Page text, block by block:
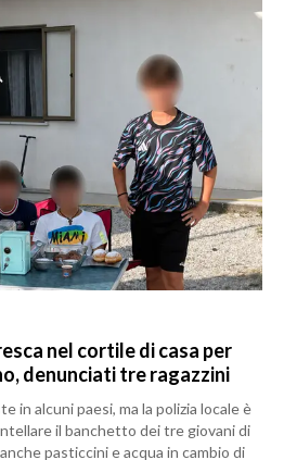
nel cortile di casa per
denunciati tre ragazzini
in alcuni paesi, ma la polizia locale è
il banchetto dei tre giovani di
pasticcini e acqua in cambio di